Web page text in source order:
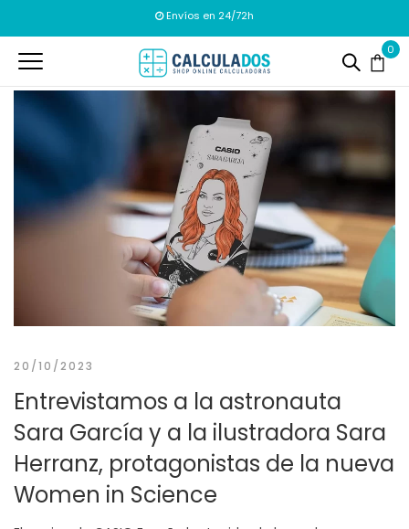
Envíos en 24/72h
0
20/10/2023
Entrevistamos a la astronauta
Sara García y a la ilustradora Sara
Herranz, protagonistas de la nueva
Women in Science